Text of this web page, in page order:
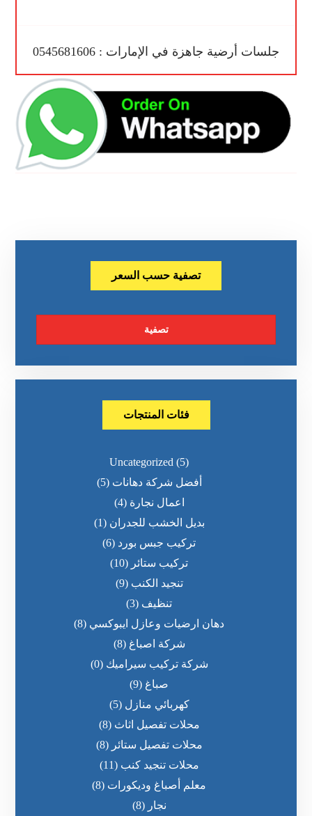
جلسات أرضية جاهزة في الإمارات : 0545681606
تصفية حسب السعر
تصفية
فئات المنتجات
Uncategorized (5)
أفضل شركة دهانات (5)
اعمال نجارة (4)
بديل الخشب للجدران (1)
تركيب جبس بورد (6)
تركيب ستائر (10)
تنجيد الكنب (9)
تنظيف (3)
دهان ارضيات وعازل ايبوكسي (8)
شركة اصباغ (8)
شركة تركيب سيراميك (0)
صباغ (9)
كهربائي منازل (5)
محلات تفصيل اثاث (8)
محلات تفصيل ستائر (8)
محلات تنجيد كنب (11)
معلم أصباغ وديكورات (8)
نجار (8)